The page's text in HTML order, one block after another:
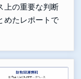
上の重要な判断
めたレポートで